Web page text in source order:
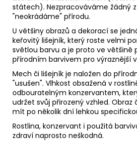
státech). Nezpracováváme žádný
"neokrádáme" přírodu.
U většiny obrazů a dekorací se
keřovitý lišejník, který roste velmi
světlou barvu a je proto ve většině
přírodním barvivem pro výraznější
Mech či lišejník je naložen do
"usušen". Vlhkost obsažená v
odbouratelným konzervantem,
udržet svůj přirozený vzhled. Obraz
mít po několik dní lehkou
Rostlina, konzervant i použitá
zdraví naprosto neškodná.